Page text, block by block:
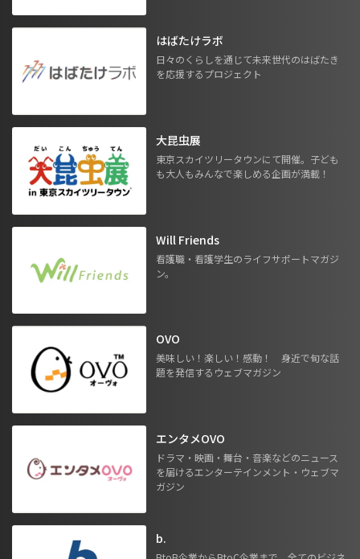
はばたけラボ
日々のくらしを通じて未来世代のはばたき
を応援するプロジェクト
大昆虫展
東京スカイツリータウンにて開催。子ども
も大人もみんなで楽しめる企画が満載！
Will Friends
看護職・看護学生のライフサポートマガジ
ン。
OVO
美味しい！楽しい！感動！ 身近で旬な話
題を発信するウェブマガジン
エンタメOVO
ドラマ・映画・舞台・音楽などのニュース
を届けるエンターテインメント・ウェブマ
ガジン
b.